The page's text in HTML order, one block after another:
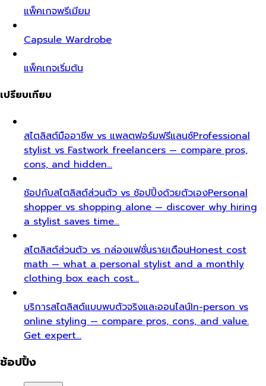
แพ็คเกจพรีเมียม
Capsule Wardrobe
แพ็คเกจเริ่มต้น
เปรียบเทียบ
สไตลิสต์มืออาชีพ vs แพลตฟอร์มฟรีแลนซ์Professional
stylist vs Fastwork freelancers — compare pros,
cons, and hidden…
ช้อปกับสไตลิสต์ส่วนตัว vs ช้อปปิ้งด้วยตัวเองPersonal
shopper vs shopping alone — discover why hiring
a stylist saves time…
สไตลิสต์ส่วนตัว vs กล่องแฟชั่นรายเดือนHonest cost
math — what a personal stylist and a monthly
clothing box each cost…
บริการสไตลิสต์แบบพบตัวจริงและออนไลน์In-person vs
online styling — compare pros, cons, and value.
Get expert…
ช้อปปิ้ง